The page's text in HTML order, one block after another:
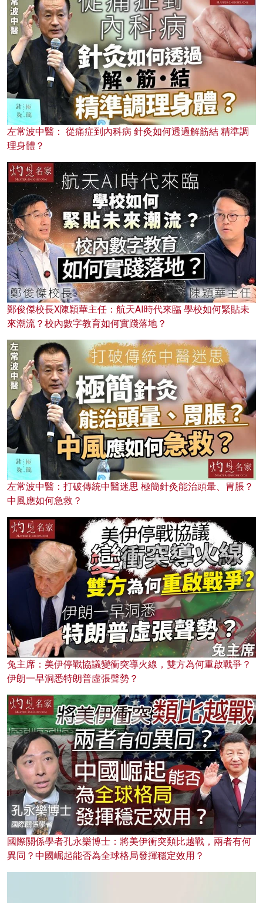
左常波中醫： 從痛症到內科病 針灸如何透過解筋結 精準調
理身體？
鄭俊傑校長X陳穎華主任：航天AI時代來臨 學校如何緊貼未
來潮流？校內數字教育如何實踐落地？
左常波中醫：打破傳統中醫迷思 極簡針灸能治頭暈、胃脹？
中風應如何急救？
兔主席：美伊停戰協議變衝突導火線，雙方為何重啟戰爭？
伊朗一早洞悉特朗普虛張聲勢？
國際關係學者孔永樂博士：將美伊衝突類比越戰，兩者有何
異同？中國崛起能否為全球格局發揮穩定效用？